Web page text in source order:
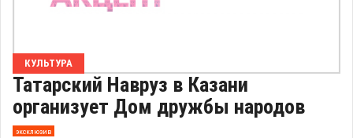
КУЛЬТУРА
Татарский Навруз в Казани
организует Дом дружбы народов
эксклюзив